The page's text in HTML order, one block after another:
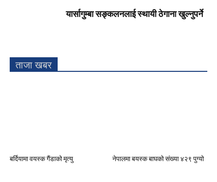
यार्सागुम्बा सङ्कलनलाई स्थायी ठेगाना खुल्नुपर्ने
ताजा खबर
बर्दियामा वयस्क गैंडाको मृत्यु नेपालमा बयस्क बाघको संख्या ४२९ पुग्यो